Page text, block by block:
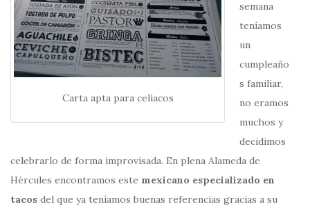
Carta apta para celíacos
semana
teníamos
un
cumpleaño
s familiar,
no eramos
muchos y
decidimos
celebrarlo de forma improvisada. En plena Alameda de
Hércules encontramos este mexicano especializado en
tacos del que ya teníamos buenas referencias gracias a su